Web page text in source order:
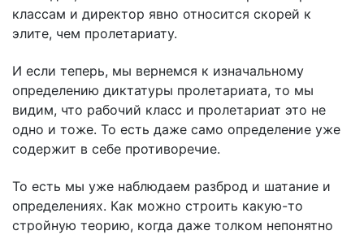
классам и директор явно относится скорей к
элите, чем пролетариату.
И если теперь, мы вернемся к изначальному
определению диктатуры пролетариата, то мы
видим, что рабочий класс и пролетариат это не
одно и тоже. То есть даже само определение уже
содержит в себе противоречие.
То есть мы уже наблюдаем разброд и шатание и
определениях. Как можно строить какую-то
стройную теорию, когда даже толком непонятно